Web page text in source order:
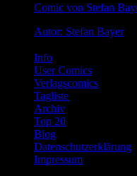
Comic von Stefan
Autor: Stefan Bayer
Info
User Comics
Verlagscomics
Tagliste
Archiv
Top 20
Blog
Datenschutzerklärung
Impressum